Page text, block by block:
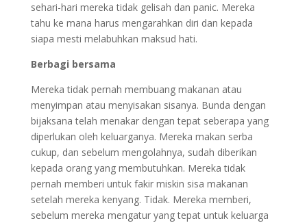
sehari-hari mereka tidak gelisah dan panic. Mereka
tahu ke mana harus mengarahkan diri dan kepada
siapa mesti melabuhkan maksud hati.
Berbagi bersama
Mereka tidak pernah membuang makanan atau
menyimpan atau menyisakan sisanya. Bunda dengan
bijaksana telah menakar dengan tepat seberapa yang
diperlukan oleh keluarganya. Mereka makan serba
cukup, dan sebelum mengolahnya, sudah diberikan
kepada orang yang membutuhkan. Mereka tidak
pernah memberi untuk fakir miskin sisa makanan
setelah mereka kenyang. Tidak. Mereka memberi,
sebelum mereka mengatur yang tepat untuk keluarga